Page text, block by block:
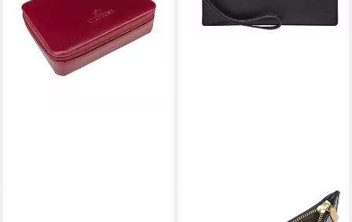
Handgelenktasche Wristlet,